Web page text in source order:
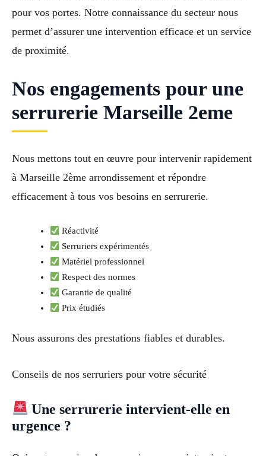
pour vos portes. Notre connaissance du secteur nous
permet d’assurer une intervention efficace et un service
de proximité.
Nos engagements pour une
serrurerie Marseille 2eme
Nous mettons tout en œuvre pour intervenir rapidement
à Marseille 2ème arrondissement et répondre
efficacement à tous vos besoins en serrurerie.
Réactivité
Serruriers expérimentés
Matériel professionnel
Respect des normes
Garantie de qualité
Prix étudiés
Nous assurons des prestations fiables et durables.
Conseils de nos serruriers pour votre sécurité
Une serrurerie intervient-elle en
urgence ?